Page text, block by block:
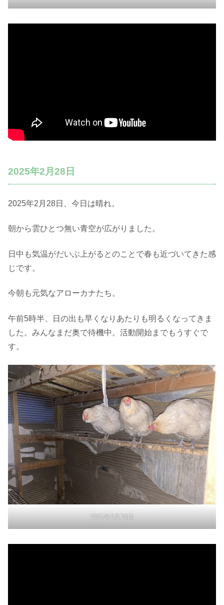
2025年2月28日
2025年2月28日、今日は晴れ。
朝から雲ひとつ無い青空が広がりました。
日中も気温がだいぶ上がるとのことで春も近づいてきた感
じです。
今朝も元気なアローカナたち。
午前5時半、日の出も早くなりあたりも明るくなってきま
した。みんなまだ奥で待機中。活動開始までもうすぐで
す。
2025年2月28日